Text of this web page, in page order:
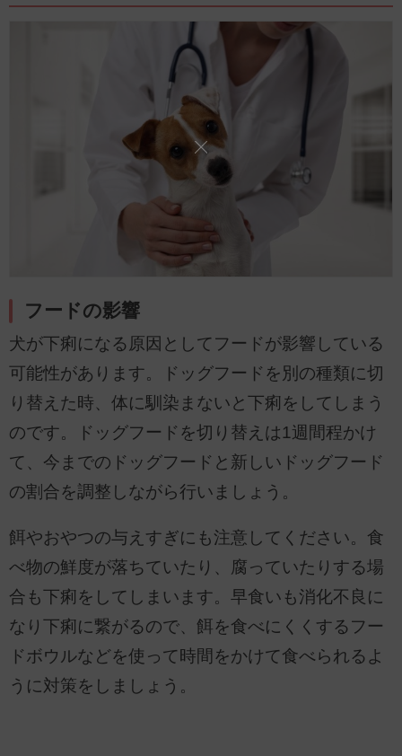
フードの影響
犬が下痢になる原因としてフードが影響している
可能性があります。ドッグフードを別の種類に切
り替えた時、体に馴染まないと下痢をしてしまう
のです。ドッグフードを切り替えは1週間程かけ
て、今までのドッグフードと新しいドッグフード
の割合を調整しながら行いましょう。
餌やおやつの与えすぎにも注意してください。食
べ物の鮮度が落ちていたり、腐っていたりする場
合も下痢をしてしまいます。早食いも消化不良に
なり下痢に繋がるので、餌を食べにくくするフー
ドボウルなどを使って時間をかけて食べられるよ
うに対策をしましょう。